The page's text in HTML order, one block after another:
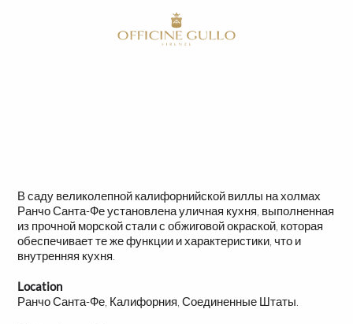
В саду великолепной калифорнийской виллы на холмах
Ранчо Санта-Фе установлена уличная кухня, выполненная
из прочной морской стали с обжиговой окраской, которая
обеспечивает те же функции и характеристики, что и
внутренняя кухня.
Location
Ранчо Санта-Фе, Калифорния, Соединенные Штаты.